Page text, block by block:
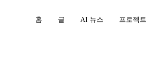
홈 글 AI 뉴스 프로젝트